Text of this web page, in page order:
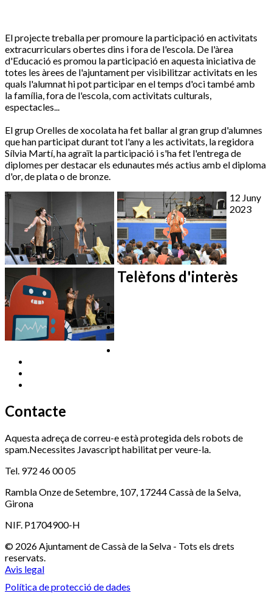
El projecte treballa per promoure la participació en activitats
extracurriculars obertes dins i fora de l'escola. De l'àrea
d'Educació es promou la participació en aquesta iniciativa de
totes les àrees de l'ajuntament per visibilitzar activitats en les
quals l'alumnat hi pot participar en el temps d'oci també amb
la família, fora de l'escola, com activitats culturals,
espectacles...
El grup Orelles de xocolata ha fet ballar al gran grup d'alumnes
que han participat durant tot l'any a les activitats, la regidora
Sílvia Martí, ha agraït la participació i s'ha fet l'entrega de
diplomes per destacar els edunautes més actius amb el diploma
d'or, de plata o de bronze.
12 Juny
2023
Telèfons d'interès
Contacte
Aquesta adreça de correu-e està protegida dels robots de
spam.Necessites Javascript habilitat per veure-la.
Tel. 972 46 00 05
Rambla Onze de Setembre, 107, 17244 Cassà de la Selva,
Girona
NIF. P1704900-H
© 2026 Ajuntament de Cassà de la Selva - Tots els drets
reservats.
Avis legal
Política de protecció de dades